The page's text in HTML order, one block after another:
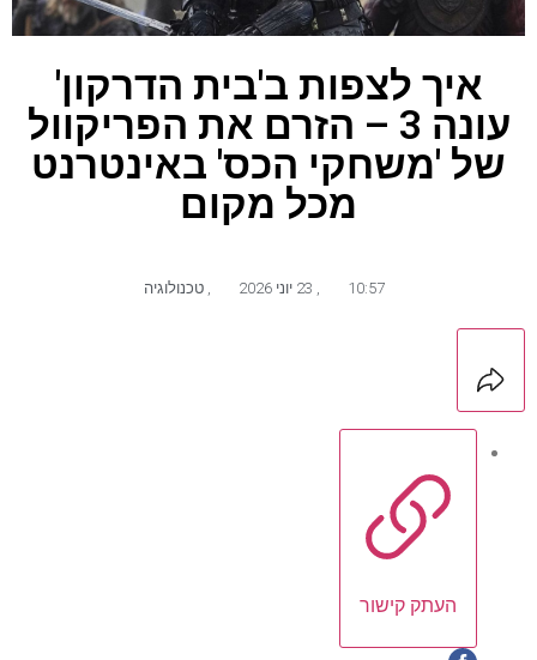
איך לצפות ב'בית הדרקון'
עונה 3 – הזרם את הפריקוול
של 'משחקי הכס' באינטרנט
מכל מקום
10:57 טכנולוגיה
העתק קישור